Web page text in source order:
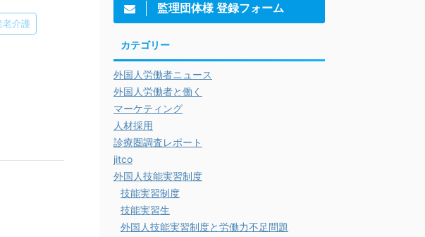
老介護
監理団体様 登録フォーム
カテゴリー
外国人労働者ニュース
外国人労働者と働く
マーケティング
人材採用
診療圏調査レポート
jitco
外国人技能実習制度
技能実習制度
技能実習生
外国人技能実習制度と労働力不足問題